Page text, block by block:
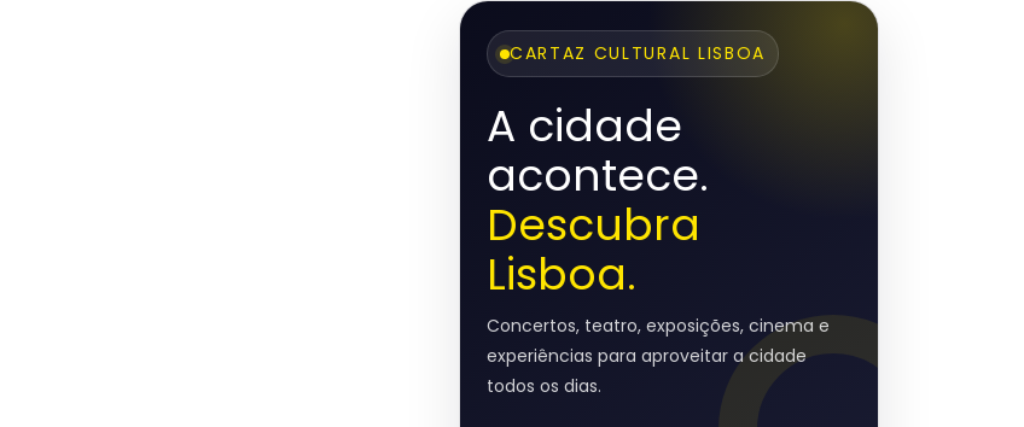
CARTAZ CULTURAL LISBOA
A cidade
acontece.
Descubra
Lisboa.
Concertos, teatro, exposições, cinema e
experiências para aproveitar a cidade
todos os dias.